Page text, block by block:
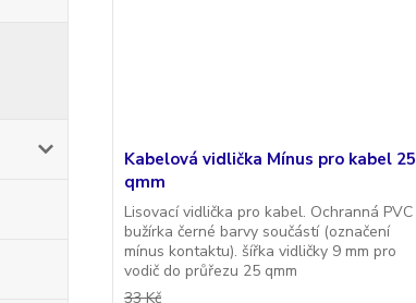
Kabelová vidlička Mínus pro kabel 25
qmm
Lisovací vidlička pro kabel. Ochranná PVC
bužírka černé barvy součástí (označení
mínus kontaktu). šířka vidličky 9 mm pro
vodič do průřezu 25 qmm
33 Kč